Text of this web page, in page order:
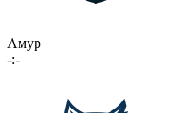
Амур
-:-